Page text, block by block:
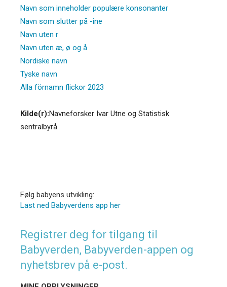
Navn som inneholder populære konsonanter
Navn som slutter på -ine
Navn uten r
Navn uten æ, ø og å
Nordiske navn
Tyske navn
Alla förnamn flickor 2023
Kilde(r):Navneforsker Ivar Utne og Statistisk
sentralbyrå.
Følg babyens utvikling:
Last ned Babyverdens app her
Registrer deg for tilgang til
Babyverden, Babyverden-appen og
nyhetsbrev på e-post.